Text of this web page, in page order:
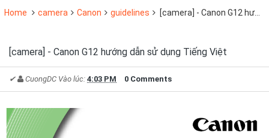
Home camera Canon guidelines [camera] - Canon G12 hướng dẫn sử dụng Tiếng Việt
[camera] - Canon G12 hướng dẫn sử dụng Tiếng Việt
✔ CuongDC Vào lúc: 4:03 PM 0 Comments